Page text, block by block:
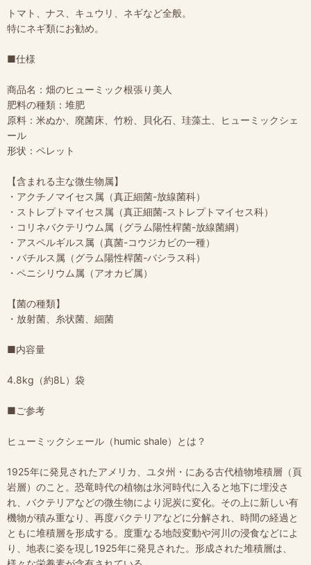
トマト、ナス、キュウリ、ネギなど全般。
特にネギ類にお勧め。
■仕様
商品名：畑のヒューミック根張り美人
肥料の種類：堆肥
原料：米ぬか、廃菌床、竹粉、貝化石、珪藻土、ヒューミックシェ
ール
形状：ペレット
【含まれる主な微生物属】
・アクチノマイセス属（真正細菌-放線菌科）
・ストレプトマイセス属（真正細菌-ストレプトマイセス科）
・コリネバクテリウム属（グラム陽性桿菌-放線菌綱）
・アスペルギルス属（真菌-コウジカビの一種）
・バチルス属（グラム陽性桿菌-バシラス科）
・ペニシリウム属（アオカビ属）
【菌の種類】
・放射菌、糸状菌、細菌
■内容量
4.8kg（約8L）袋
■ご参考
ヒューミックシェール（humic shale）とは？
1925年に発見されたアメリカ、ユタ州・にある古代植物堆積層（頁
岩層）のこと。恐竜時代の植物は氷河時代に入ると地下に埋没さ
れ、バクテリアなどの微生物により泥炭に変化。その上に新しい有
機物が積み重なり、再度バクテリアなどに分解され、時間の経過と
ともに堆積層を形成する。度重なる地殻変動や河川の浸食などによ
り、地表に姿を現し1925年に発見された。形成された堆積層は、